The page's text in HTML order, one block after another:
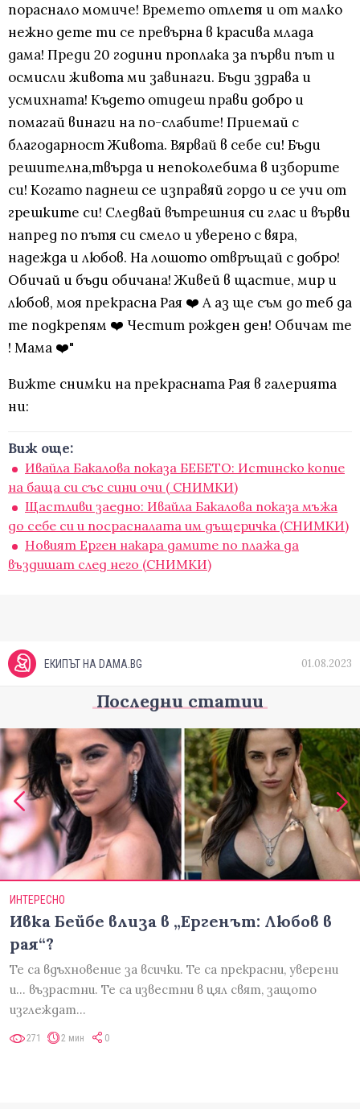
пораснало момиче! Времето отлетя и от малко
нежно дете ти се превърна в красива млада
дама! Преди 20 години проплака за първи път и
осмисли живота ми завинаги. Бъди здрава и
усмихната! Където отидеш прави добро и
помагай винаги на по-слабите! Приемай с
благодарност Живота. Вярвай в себе си! Бъди
решителна,твърда и непоколебима в изборите
си! Когато паднеш се изправяй гордо и се учи от
грешките си! Следвай вътрешния си глас и върви
напред по пътя си смело и уверено с вяра,
надежда и любов. На лошото отвръщай с добро!
Обичай и бъди обичана! Живей в щастие, мир и
любов, моя прекрасна Рая ❤️ А аз ще съм до теб да
те подкрепям ❤️ Честит рожден ден! Обичам те
! Мама ❤️"
Вижте снимки на прекрасната Рая в галерията
ни:
Виж още:
Ивайла Бакалова показа БЕБЕТО: Истинско копие
на баща си със сини очи ( СНИМКИ)
Щастливи заедно: Ивайла Бакалова показа мъжа
до себе си и посрасналата им дъщеричка (СНИМКИ)
Новият Ерген накара дамите по плажа да
въздишат след него (СНИМКИ)
ЕКИПЪТ НА DAMA.BG 01.08.2023
Последни статии
ИНТЕРЕСНО
Ивка Бейбе влиза в „Ергенът: Любов в
рая“?
Те са вдъхновение за всички. Те са прекрасни, уверени
и... възрастни. Те са известни в цял свят, защото
изглеждат…
271 2 мин 0